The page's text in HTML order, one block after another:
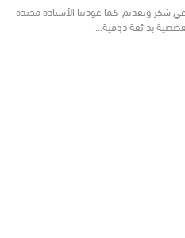
شكر وتقديم: كما عودتنا الأستاذة مجيدة
بذائقة ذوقية…